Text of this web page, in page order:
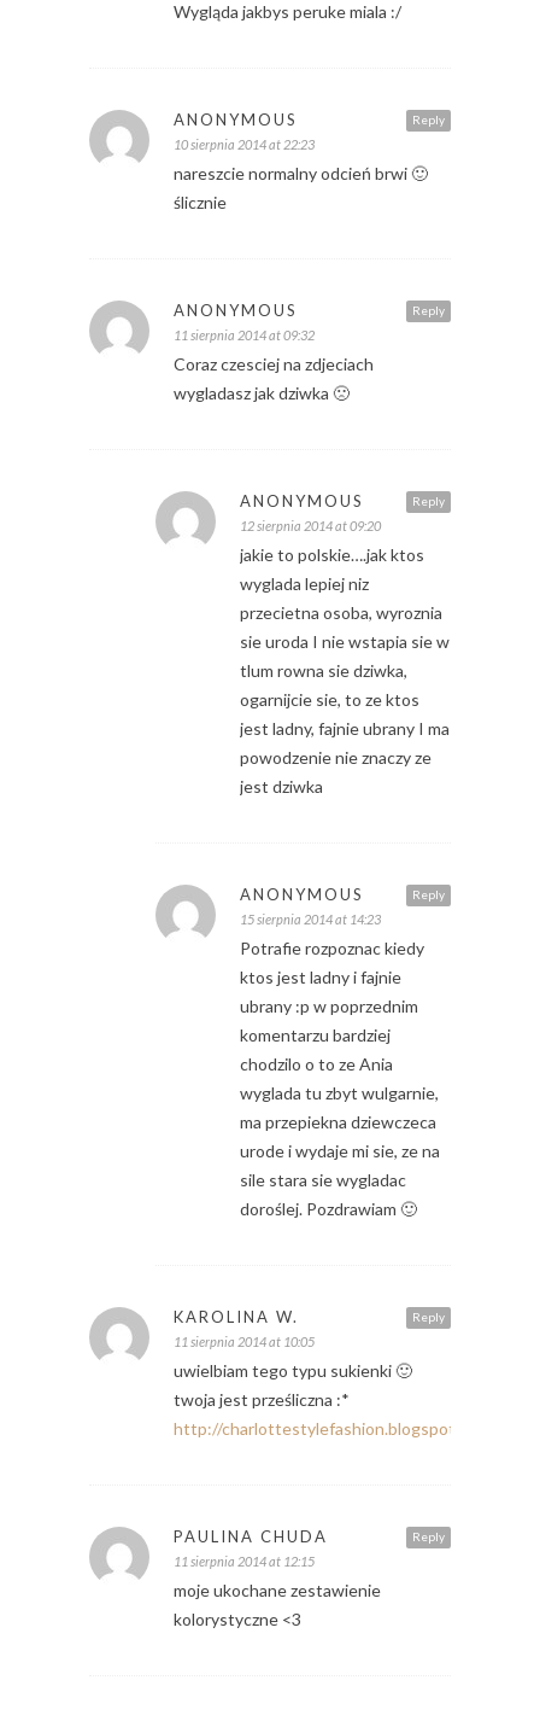
Wygląda jakbys peruke miala :/
Reply
ANONYMOUS
10 sierpnia 2014 at 22:23
nareszcie normalny odcień brwi 🙂
ślicznie
Reply
ANONYMOUS
11 sierpnia 2014 at 09:32
Coraz czesciej na zdjeciach
wygladasz jak dziwka 🙁
Reply
ANONYMOUS
12 sierpnia 2014 at 09:20
jakie to polskie….jak ktos
wyglada lepiej niz
przecietna osoba, wyroznia
sie uroda I nie wstapia sie w
tlum rowna sie dziwka,
ogarnijcie sie, to ze ktos
jest ladny, fajnie ubrany I ma
powodzenie nie znaczy ze
jest dziwka
Reply
ANONYMOUS
15 sierpnia 2014 at 14:23
Potrafie rozpoznac kiedy
ktos jest ladny i fajnie
ubrany :p w poprzednim
komentarzu bardziej
chodzilo o to ze Ania
wyglada tu zbyt wulgarnie,
ma przepiekna dziewczeca
urode i wydaje mi sie, ze na
sile stara sie wygladac
doroślej. Pozdrawiam 🙂
Reply
KAROLINA W.
11 sierpnia 2014 at 10:05
uwielbiam tego typu sukienki 🙂
twoja jest prześliczna :*
http://charlottestylefashion.blogspot.com/
Reply
PAULINA CHUDA
11 sierpnia 2014 at 12:15
moje ukochane zestawienie
kolorystyczne <3